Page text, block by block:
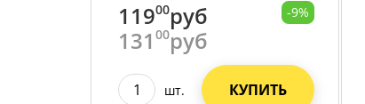
11900руб
131 00руб
-9%
шт. КУПИТЬ